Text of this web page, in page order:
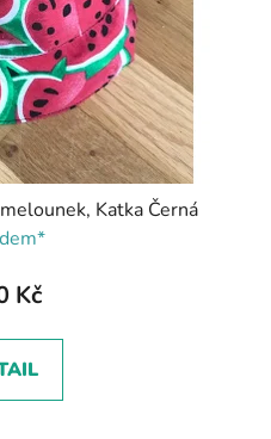
Katka Černá
Kč